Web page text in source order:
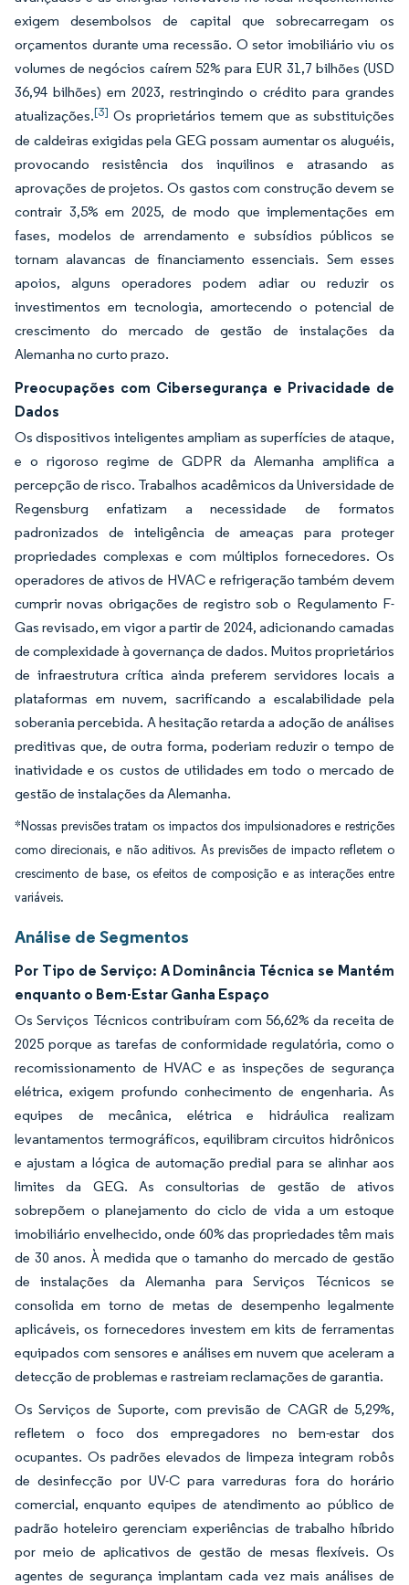
exigem desembolsos de capital que sobrecarregam os
orçamentos durante uma recessão. O setor imobiliário viu os
volumes de negócios caírem 52% para EUR 31,7 bilhões (USD
36,94 bilhões) em 2023, restringindo o crédito para grandes
atualizações.[3] Os proprietários temem que as substituições
de caldeiras exigidas pela GEG possam aumentar os aluguéis,
provocando resistência dos inquilinos e atrasando as
aprovações de projetos. Os gastos com construção devem se
contrair 3,5% em 2025, de modo que implementações em
fases, modelos de arrendamento e subsídios públicos se
tornam alavancas de financiamento essenciais. Sem esses
apoios, alguns operadores podem adiar ou reduzir os
investimentos em tecnologia, amortecendo o potencial de
crescimento do mercado de gestão de instalações da
Alemanha no curto prazo.
Preocupações com Cibersegurança e Privacidade de
Dados
Os dispositivos inteligentes ampliam as superfícies de ataque,
e o rigoroso regime de GDPR da Alemanha amplifica a
percepção de risco. Trabalhos acadêmicos da Universidade de
Regensburg enfatizam a necessidade de formatos
padronizados de inteligência de ameaças para proteger
propriedades complexas e com múltiplos fornecedores. Os
operadores de ativos de HVAC e refrigeração também devem
cumprir novas obrigações de registro sob o Regulamento F-
Gas revisado, em vigor a partir de 2024, adicionando camadas
de complexidade à governança de dados. Muitos proprietários
de infraestrutura crítica ainda preferem servidores locais a
plataformas em nuvem, sacrificando a escalabilidade pela
soberania percebida. A hesitação retarda a adoção de análises
preditivas que, de outra forma, poderiam reduzir o tempo de
inatividade e os custos de utilidades em todo o mercado de
gestão de instalações da Alemanha.
*Nossas previsões tratam os impactos dos impulsionadores e restrições
como direcionais, e não aditivos. As previsões de impacto refletem o
crescimento de base, os efeitos de composição e as interações entre
variáveis.
Análise de Segmentos
Por Tipo de Serviço: A Dominância Técnica se Mantém
enquanto o Bem-Estar Ganha Espaço
Os Serviços Técnicos contribuíram com 56,62% da receita de
2025 porque as tarefas de conformidade regulatória, como o
recomissionamento de HVAC e as inspeções de segurança
elétrica, exigem profundo conhecimento de engenharia. As
equipes de mecânica, elétrica e hidráulica realizam
levantamentos termográficos, equilibram circuitos hidrônicos
e ajustam a lógica de automação predial para se alinhar aos
limites da GEG. As consultorias de gestão de ativos
sobrepõem o planejamento do ciclo de vida a um estoque
imobiliário envelhecido, onde 60% das propriedades têm mais
de 30 anos. À medida que o tamanho do mercado de gestão
de instalações da Alemanha para Serviços Técnicos se
consolida em torno de metas de desempenho legalmente
aplicáveis, os fornecedores investem em kits de ferramentas
equipados com sensores e análises em nuvem que aceleram a
detecção de problemas e rastreiam reclamações de garantia.
Os Serviços de Suporte, com previsão de CAGR de 5,29%,
refletem o foco dos empregadores no bem-estar dos
ocupantes. Os padrões elevados de limpeza integram robôs
de desinfecção por UV-C para varreduras fora do horário
comercial, enquanto equipes de atendimento ao público de
padrão hoteleiro gerenciam experiências de trabalho híbrido
por meio de aplicativos de gestão de mesas flexíveis. Os
agentes de segurança implantam cada vez mais análises de